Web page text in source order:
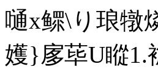
嗵x鳏\り琅犜
嬳}扅荜U瞛